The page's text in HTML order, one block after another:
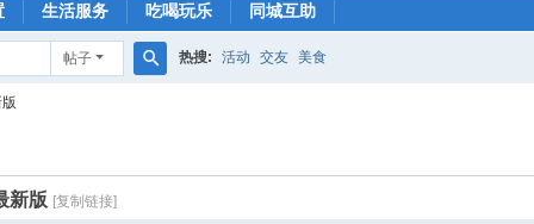
生活服务 吃喝玩乐 同城互助
帖子 热搜: 活动 交友 美食
新版 [复制链接]